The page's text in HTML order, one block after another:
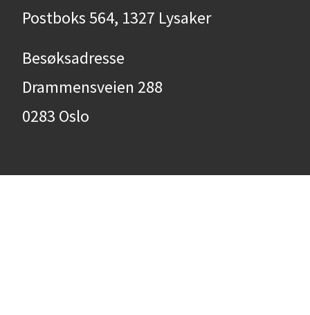
Postboks 564, 1327 Lysaker
Besøksadresse
Drammensveien 288
0283 Oslo